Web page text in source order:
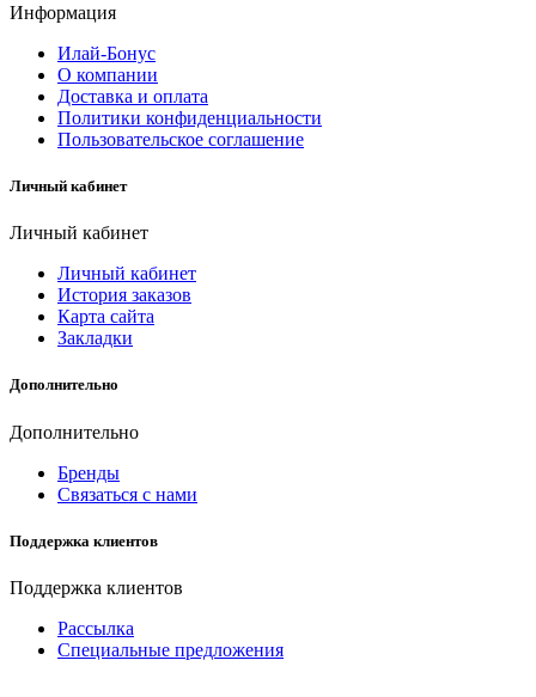
Информация
Илай-Бонус
О компании
Доставка и оплата
Политики конфиденциальности
Пользовательское соглашение
Личный кабинет
Личный кабинет
Личный кабинет
История заказов
Карта сайта
Закладки
Дополнительно
Дополнительно
Бренды
Связаться с нами
Поддержка клиентов
Поддержка клиентов
Рассылка
Специальные предложения